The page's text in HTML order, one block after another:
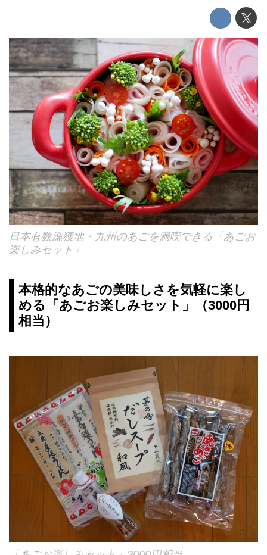
日本有数漁獲地・九州のあごを満喫できる「あごお
楽しみセット」
本格的なあごの美味しさを気軽に楽し
める「あごお楽しみセット」（3000円
相当）